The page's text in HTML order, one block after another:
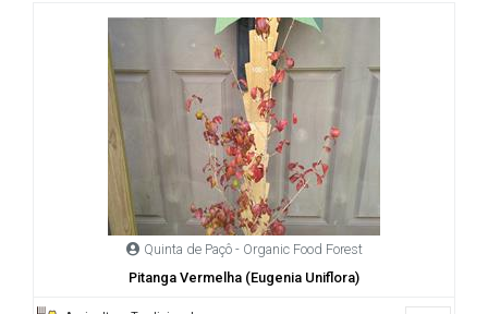
Quinta de Paçô - Organic Food Forest
Pitanga Vermelha (Eugenia Uniflora)